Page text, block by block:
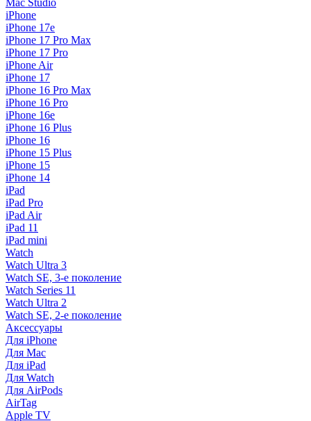
Mac Studio
iPhone
iPhone 17e
iPhone 17 Pro Max
iPhone 17 Pro
iPhone Air
iPhone 17
iPhone 16 Pro Max
iPhone 16 Pro
iPhone 16e
iPhone 16 Plus
iPhone 16
iPhone 15 Plus
iPhone 15
iPhone 14
iPad
iPad Pro
iPad Air
iPad 11
iPad mini
Watch
Watch Ultra 3
Watch SE, 3-е поколение
Watch Series 11
Watch Ultra 2
Watch SE, 2-е поколение
Аксессуары
Для iPhone
Для Mac
Для iPad
Для Watch
Для AirPods
AirTag
Apple TV